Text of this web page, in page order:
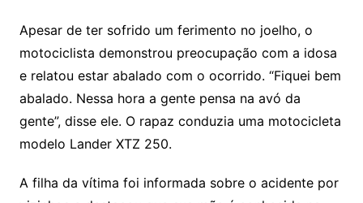
Apesar de ter sofrido um ferimento no joelho, o
motociclista demonstrou preocupação com a idosa
e relatou estar abalado com o ocorrido. “Fiquei bem
abalado. Nessa hora a gente pensa na avó da
gente”, disse ele. O rapaz conduzia uma motocicleta
modelo Lander XTZ 250.
A filha da vítima foi informada sobre o acidente por